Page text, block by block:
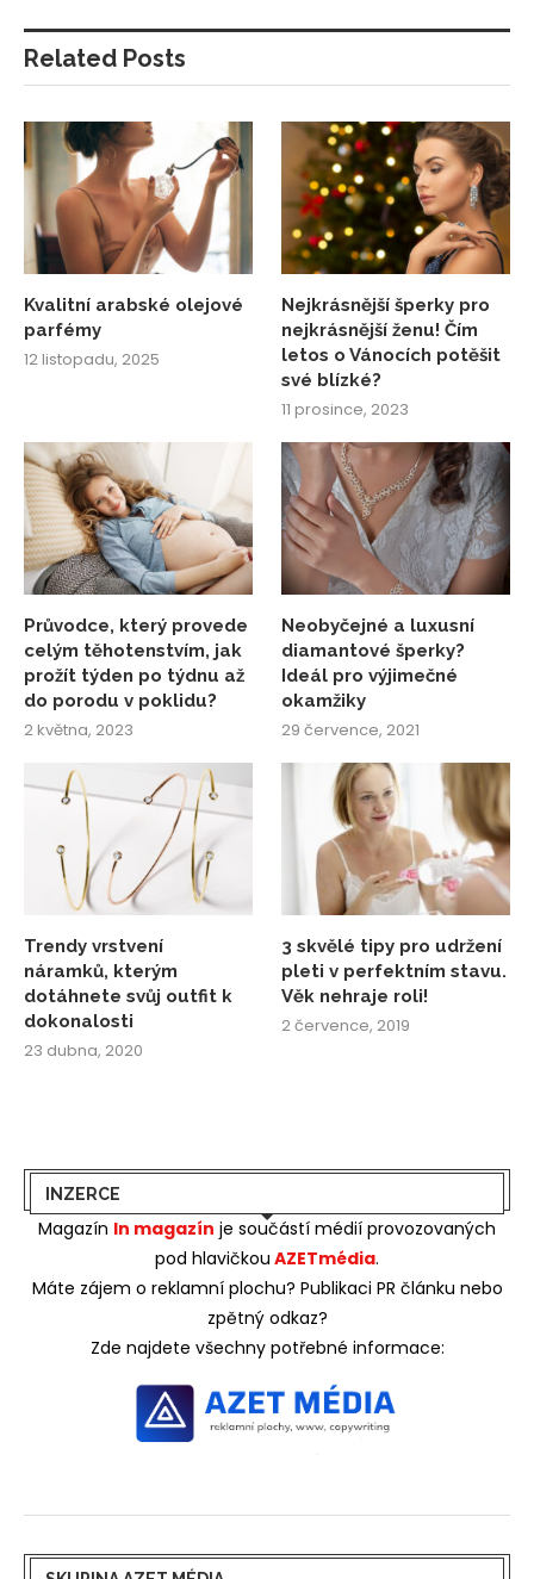
Related Posts
Kvalitní arabské olejové
parfémy
12 listopadu, 2025
Nejkrásnější šperky pro
nejkrásnější ženu! Čím
letos o Vánocích potěšit
své blízké?
11 prosince, 2023
Průvodce, který provede
celým těhotenstvím, jak
prožít týden po týdnu až
do porodu v poklidu?
2 května, 2023
Neobyčejné a luxusní
diamantové šperky?
Ideál pro výjimečné
okamžiky
29 července, 2021
Trendy vrstvení
náramků, kterým
dotáhnete svůj outfit k
dokonalosti
23 dubna, 2020
3 skvělé tipy pro udržení
pleti v perfektním stavu.
Věk nehraje roli!
2 července, 2019
INZERCE
Magazín In magazín je součástí médií provozovaných
pod hlavičkou AZETmédia.
Máte zájem o reklamní plochu? Publikaci PR článku nebo
zpětný odkaz?
Zde najdete všechny potřebné informace: